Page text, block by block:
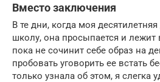
Вместо заключения
В те дни, когда моя
школу, она просыпается и лежит
пока не сочинит себе образ на
пробовать уговорить ее встать
только узнала об этом, я слегка